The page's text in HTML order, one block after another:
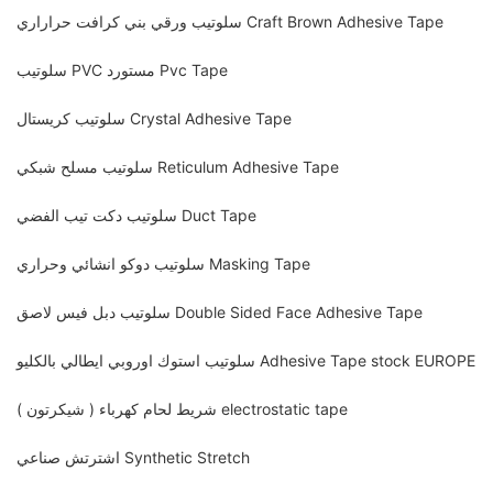
سلوتيب ورقي بني كرافت حراراري Craft Brown Adhesive Tape
سلوتيب PVC مستورد Pvc Tape
سلوتيب كريستال Crystal Adhesive Tape
سلوتيب مسلح شبكي Reticulum Adhesive Tape
سلوتيب دكت تيب الفضي Duct Tape
سلوتيب دوكو انشائي وحراري Masking Tape
سلوتيب دبل فيس لاصق Double Sided Face Adhesive Tape
سلوتيب استوك اوروبي ايطالي بالكليو Adhesive Tape stock EUROPE
شريط لحام كهرباء ( شيكرتون ) electrostatic tape
اشترتش صناعي Synthetic Stretch